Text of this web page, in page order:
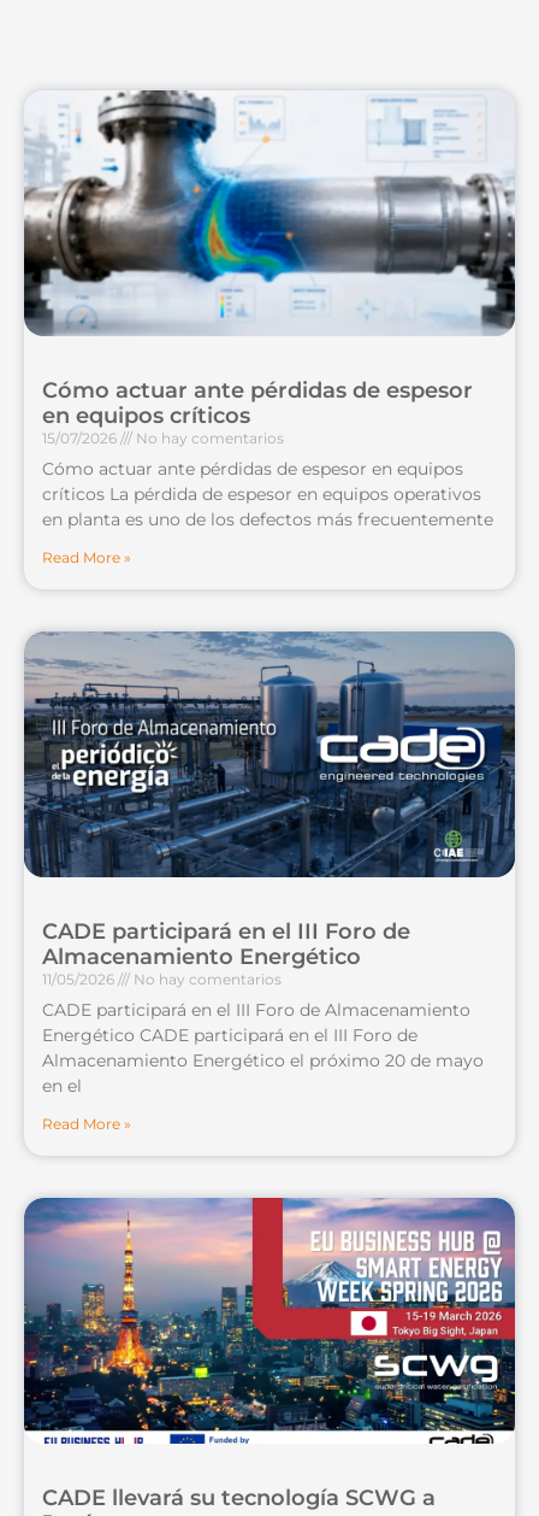
Cómo actuar ante pérdidas de espesor
en equipos críticos
15/07/2026 No hay comentarios
Cómo actuar ante pérdidas de espesor en equipos
críticos La pérdida de espesor en equipos operativos
en planta es uno de los defectos más frecuentemente
Read More »
CADE participará en el III Foro de
Almacenamiento Energético
11/05/2026 No hay comentarios
CADE participará en el III Foro de Almacenamiento
Energético CADE participará en el III Foro de
Almacenamiento Energético el próximo 20 de mayo
en el
Read More »
CADE llevará su tecnología SCWG a